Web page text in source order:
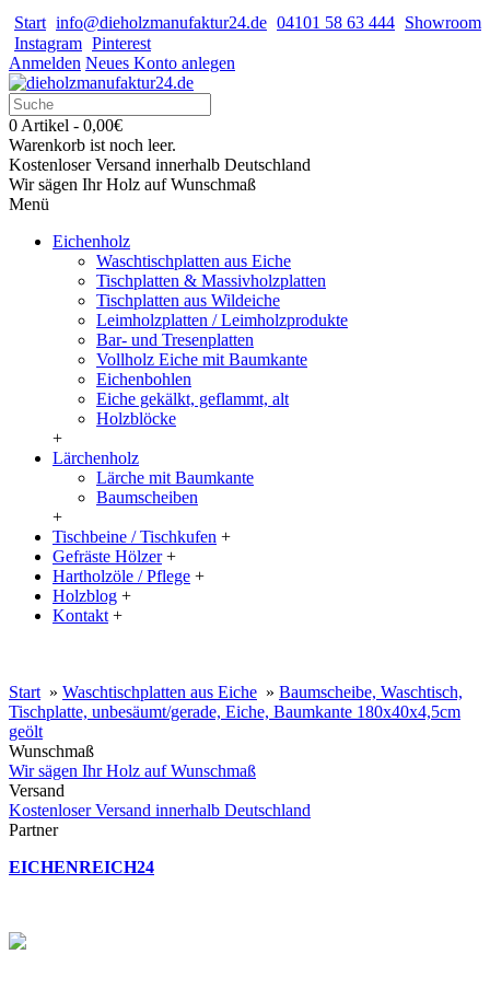
Start info@dieholzmanufaktur24.de 04101 58 63 444 Showroom
Instagram Pinterest
Anmelden Neues Konto anlegen
0 Artikel - 0,00€
Warenkorb ist noch leer.
Kostenloser Versand innerhalb Deutschland
Wir sägen Ihr Holz auf Wunschmaß
Menü
Eichenholz
Waschtischplatten aus Eiche
Tischplatten & Massivholzplatten
Tischplatten aus Wildeiche
Leimholzplatten / Leimholzprodukte
Bar- und Tresenplatten
Vollholz Eiche mit Baumkante
Eichenbohlen
Eiche gekälkt, geflammt, alt
Holzblöcke
+
Lärchenholz
Lärche mit Baumkante
Baumscheiben
+
Tischbeine / Tischkufen +
Gefräste Hölzer +
Hartholzöle / Pflege +
Holzblog +
Kontakt +
Start » Waschtischplatten aus Eiche » Baumscheibe, Waschtisch,
Tischplatte, unbesäumt/gerade, Eiche, Baumkante 180x40x4,5cm
geölt
Wunschmaß
Wir sägen Ihr Holz auf Wunschmaß
Versand
Kostenloser Versand innerhalb Deutschland
Partner
EICHENREICH24